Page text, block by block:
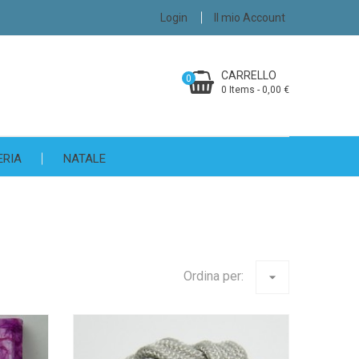
Login Il mio Account
CARRELLO
0 Items - 0,00 €
0
NATALE
Ordina per: arrow_drop_down